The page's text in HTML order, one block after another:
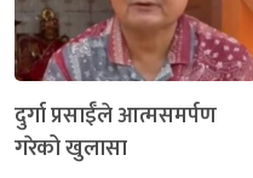
दुर्गा प्रसाईँले आत्मसमर्पण
गरेको खुलासा